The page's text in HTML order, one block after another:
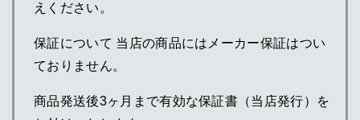
えください。
保証について 当店の商品にはメーカー保証はつい
ておりません。
商品発送後3ヶ月まで有効な保証書（当店発行）を